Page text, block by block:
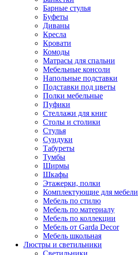
Барные стулья
Буфеты
Диваны
Кресла
Кровати
Комоды
Матрасы для спальни
Мебельные консоли
Напольные подставки
Подставки под цветы
Полки мебельные
Пуфики
Стеллажи для книг
Столы и столики
Стулья
Сундуки
Табуреты
Тумбы
Ширмы
Шкафы
Этажерки, полки
Комплектующие для мебели
Мебель по стилю
Мебель по материалу
Мебель по коллекции
Мебель от Garda Decor
Мебель школьная
Люстры и светильники
Светильники